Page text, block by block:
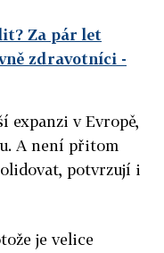
Za pár let
zdravotníci -
expanzi v Evropě,
A není přitom
potvrzují i
je velice